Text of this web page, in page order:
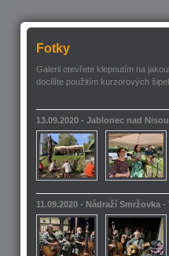
Fotky
Galerii otevřete klepnutím na
docílíte použitím kurzorových
13.09.2020 - Jablonec nad
11.09.2020 - Nádraží Smržovka